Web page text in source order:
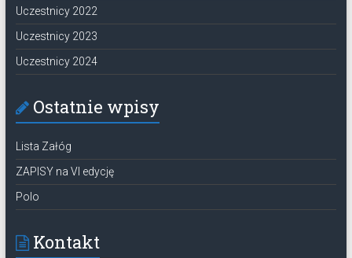
Uczestnicy 2022
Uczestnicy 2023
Uczestnicy 2024
Ostatnie wpisy
Lista Załóg
ZAPISY na VI edycję
Polo
Kontakt